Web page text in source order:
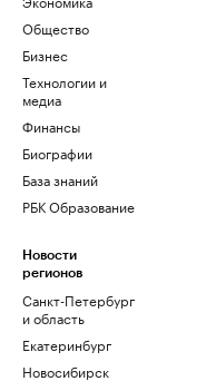
Общество
Бизнес
Технологии и
медиа
Финансы
Биографии
База знаний
РБК Образование
Новости
регионов
Санкт-Петербург
и область
Екатеринбург
Новосибирск